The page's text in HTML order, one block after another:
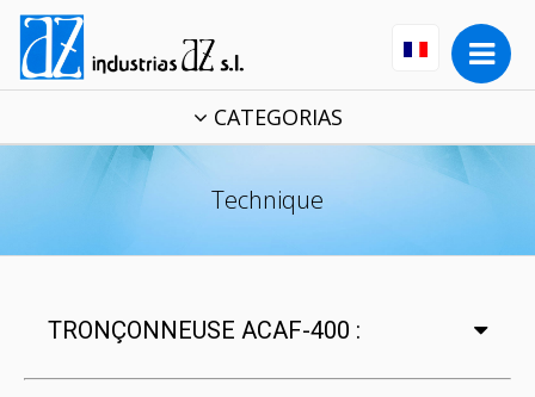
CATEGORIAS
Technique
TRONÇONNEUSE ACAF-400 :